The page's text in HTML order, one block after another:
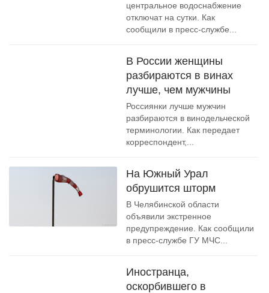
центральное водоснабжение
отключат на сутки. Как
сообщили в пресс-службе...
В России женщины
разбираются в винах
лучше, чем мужчины
Россиянки лучше мужчин
разбираются в винодельческой
терминологии. Как передает
корреспондент,...
На Южный Урал
обрушится шторм
В Челябинской области
объявили экстренное
предупреждение. Как сообщили
в пресс-службе ГУ МЧС...
Иностранца,
оскорбившего в